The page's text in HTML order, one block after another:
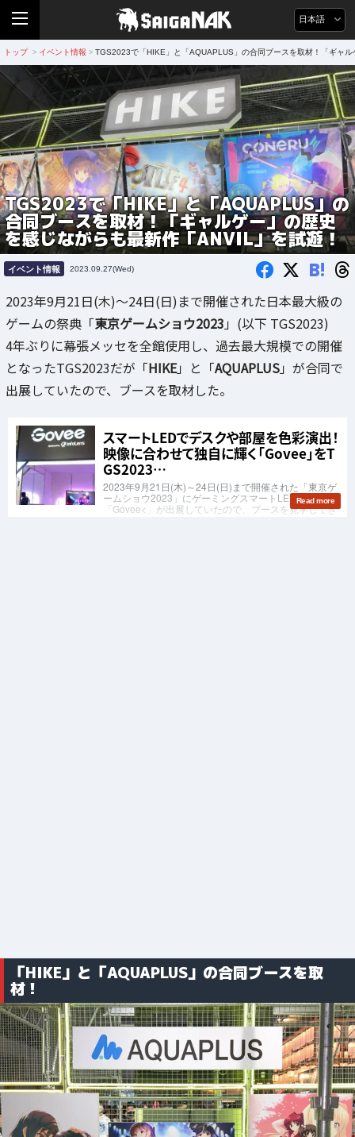
日本語
トップ > イベント情報 > TGS2023で「HIKE」と「AQUAPLUS」の合同ブースを取材！「ギャ
TGS2023で「HIKE」と「AQUAPLUS」の
合同ブースを取材！「ギャルゲー」の歴史
を感じながらも最新作「ANVIL」を試遊！
イベント情報 2023.09.27(Wed) B!
2023年9月21日(木)～24日(日)まで開催された日本最大級の
ゲームの祭典「東京ゲームショウ2023 」(以下 TGS2023)
4年ぶりに幕張メッセを全館使用し、過去最大規模での開催
となったTGS2023だが「HIKE」と「AQUAPLUS」が合同で
出展していたので、ブースを取材した。
「HIKE」と「AQUAPLUS」の合同ブースを取
材！